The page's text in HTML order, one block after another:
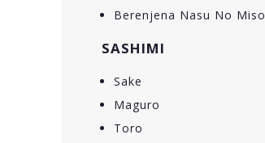
Berenjena Nasu No Miso
SASHIMI
Sake
Maguro
Toro